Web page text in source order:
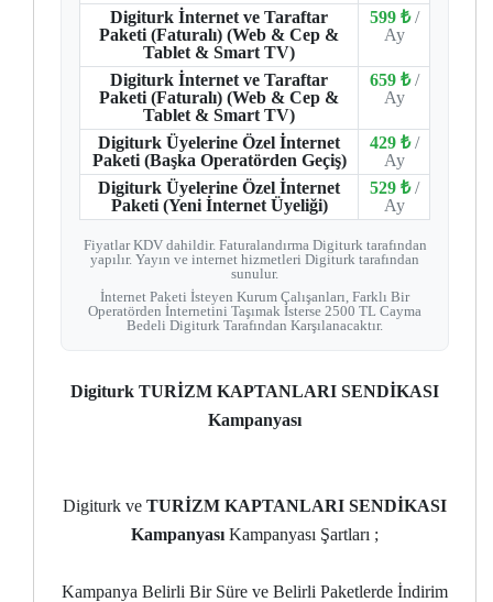
Digiturk İnternet ve Taraftar
Paketi (Faturalı) (Web & Cep &
Tablet & Smart TV)
599 ₺ /
Ay
Digiturk İnternet ve Taraftar
Paketi (Faturalı) (Web & Cep &
Tablet & Smart TV)
659 ₺ /
Ay
Digiturk Üyelerine Özel İnternet
Paketi (Başka Operatörden Geçiş)
429 ₺ /
Ay
Digiturk Üyelerine Özel İnternet
Paketi (Yeni İnternet Üyeliği)
529 ₺ /
Ay
Fiyatlar KDV dahildir. Faturalandırma Digiturk tarafından
yapılır. Yayın ve internet hizmetleri Digiturk tarafından
sunulur.
İnternet Paketi İsteyen Kurum Çalışanları, Farklı Bir
Operatörden İnternetini Taşımak İsterse 2500 TL Cayma
Bedeli Digiturk Tarafından Karşılanacaktır.
Digiturk TURİZM KAPTANLARI SENDİKASI
Kampanyası
Digiturk ve TURİZM KAPTANLARI SENDİKASI
Kampanyası Kampanyası Şartları ;
Kampanya Belirli Bir Süre ve Belirli Paketlerde İndirim